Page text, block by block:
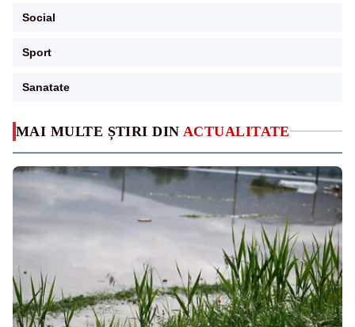
MAI MULTE ȘTIRI DIN ACTUALITATE
Social
Sport
Sanatate